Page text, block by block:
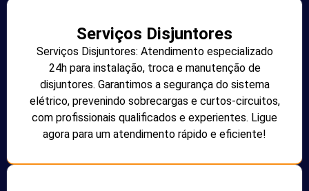
Serviços Disjuntores
Serviços Disjuntores: Atendimento especializado
24h para instalação, troca e manutenção de
disjuntores. Garantimos a segurança do sistema
elétrico, prevenindo sobrecargas e curtos-circuitos,
com profissionais qualificados e experientes. Ligue
agora para um atendimento rápido e eficiente!